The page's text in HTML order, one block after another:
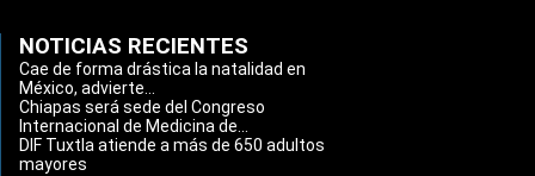
NOTICIAS RECIENTES
Cae de forma drástica la natalidad en
México, advierte...
Chiapas será sede del Congreso
Internacional de Medicina de...
DIF Tuxtla atiende a más de 650 adultos
mayores